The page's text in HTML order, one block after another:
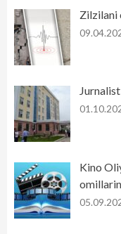
Zilzilani
Kino